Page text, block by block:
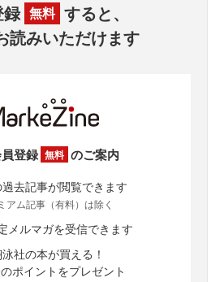
無料 すると、
読みいただけます
登録 無料 のご案内
過去記事が閲覧できます
アム記事（有料）は除く
メルマガを受信できます
泳社の本が買える！
ポイントをプレゼント